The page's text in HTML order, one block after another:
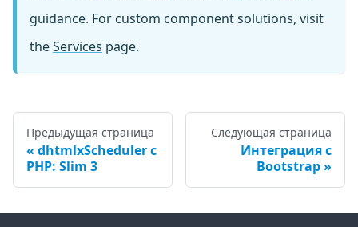
guidance. For custom component solutions, visit
theServices page.
Предыдущая страница
dhtmlxScheduler с
PHP: Slim 3
Следующая страница
Интеграция с
Bootstrap